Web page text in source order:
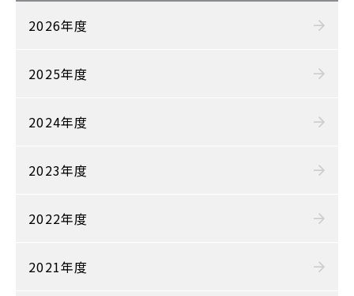
2026年度
2025年度
2024年度
2023年度
2022年度
2021年度